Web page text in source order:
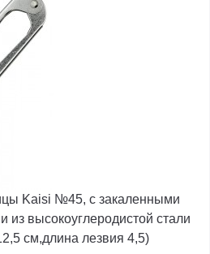
Kaisi №45, с закаленными
из высокоуглеродистой стали
см,длина лезвия 4,5)